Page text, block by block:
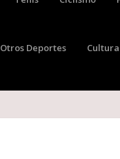
Otros Deportes